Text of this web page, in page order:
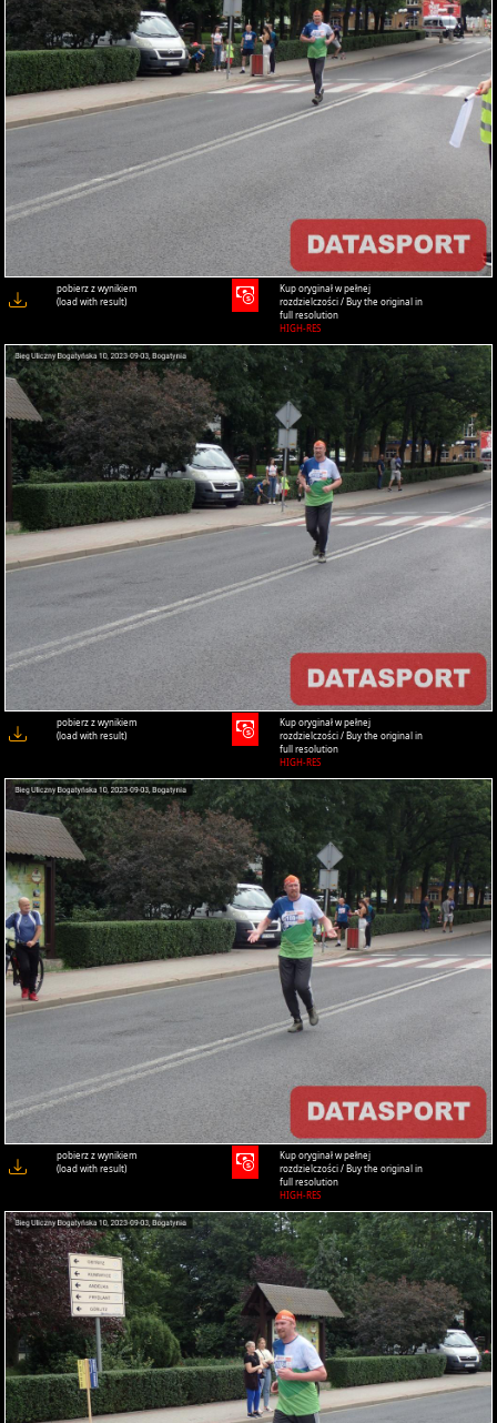
pobierz z wynikiem
(load with result)
Kup oryginał w pełnej
rozdzielczości / Buy the original in
full resolution
HIGH-RES
pobierz z wynikiem
(load with result)
Kup oryginał w pełnej
rozdzielczości / Buy the original in
full resolution
HIGH-RES
pobierz z wynikiem
(load with result)
Kup oryginał w pełnej
rozdzielczości / Buy the original in
full resolution
HIGH-RES